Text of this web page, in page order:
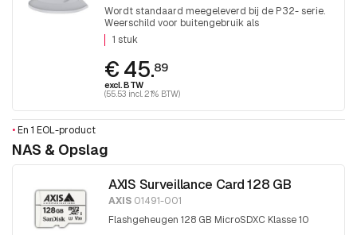
Wordt standaard meegeleverd bij de P32- serie.
Weerschild voor buitengebruik als
reserveonderdeel voor AXIS P326x, P327x,
P328x, LVE. 1 stuk
1 stuk
€ 45.89
excl. BTW
(55.53 incl. 21% BTW)
• En 1 EOL-product
NAS & Opslag
AXIS Surveillance Card 128 GB
AXIS01491-001
Flashgeheugen 128 GB MicroSDXC Klasse 10